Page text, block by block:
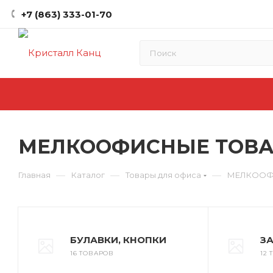
+7 (863) 333-01-70
МЕЛКООФИСНЫЕ
Главная — Каталог — Товары для офиса —
БУЛАВКИ, КНОПКИ
16 ТОВАРОВ 12